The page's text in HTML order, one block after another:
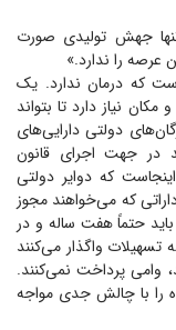
جهش تولیدی صورت
را ندارد.»
که درمان ندارد. یک
نیاز دارد تا بتواند
دولتی دارایی‌های
در جهت اجرای قانون
که دوایر دولتی
که می‌خواهند مجوز
حتماً هفت ساله و در
تسهیلات واگذار می‌کنند
وامی پرداخت نمی‌کنند.
را با چالش جدی مواجه